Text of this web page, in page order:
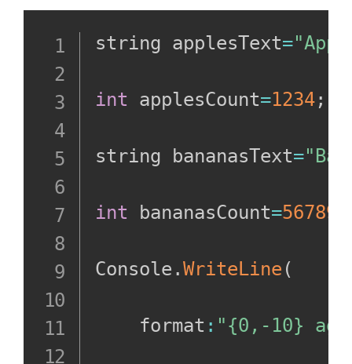
string applesText=
int applesCount=1234;
string bananasText=
int bananasCount=56789
Console .WriteLine (
    format
: "{0,-10}